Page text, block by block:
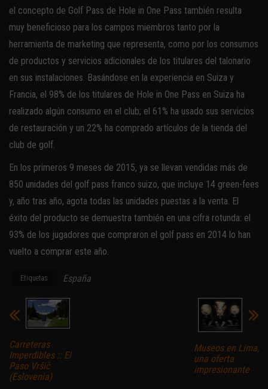
el concepto de Golf Pass de Hole in One Pass también resulta
muy beneficioso para los campos miembros tanto por la
herramienta de marketing que representa, como por los consumos
de productos y servicios adicionales de los titulares del talonario
en sus instalaciones. Basándose en la experiencia en Suiza y
Francia, el 98% de los titulares de Hole in One Pass en Suiza ha
realizado algún consumo en el club; el 61% ha usado sus servicios
de restauración y un 22% ha comprado artículos de la tienda del
club de golf.
En los primeros 9 meses de 2015, ya se llevan vendidas más de
850 unidades del golf pass franco suizo, que incluye 14 green-fees
y, año tras año, agota todas las unidades puestas a la venta. El
éxito del producto se demuestra también en una cifra rotunda: el
93% de los jugadores que compraron el golf pass en 2014 lo han
vuelto a comprar este año.
Etiquetas España
Carreteras
Imperdibles :: El
Paso Vršič
(Eslovenia)
Museos en Lima,
una oferta
impresionante